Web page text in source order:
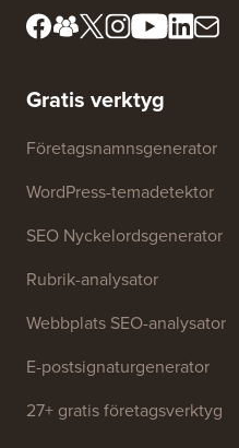
Gratis verktyg
Företagsnamnsgenerator
WordPress-temadetektor
SEO Nyckelordsgenerator
Rubrik-analysator
Webbplats SEO-analysator
E-postsignaturgenerator
27+ gratis företagsverktyg